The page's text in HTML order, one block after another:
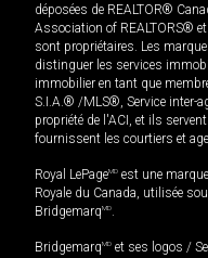
déposées de REALTOR®
Association of REALTORS®
sont propriétaires. Les
distinguer les services
immobilier en tant que
S.I.A.® /MLS®, Service inter-
propriété de l'ACI, et ils
fournissent les courtiers et
Royal LePageMD est une
Royale du Canada, utilisée
BridgemarqMD.
BridgemarqMD et ses logos /